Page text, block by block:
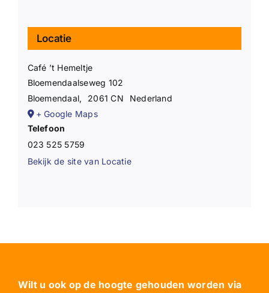
Locatie
Café ’t Hemeltje
Bloemendaalseweg 102
Bloemendaal, 2061 CN
Nederland
+ Google Maps
Telefoon
023 525 5759
Bekijk de site van Locatie
Wilt u ook op de hoogte gehouden worden via